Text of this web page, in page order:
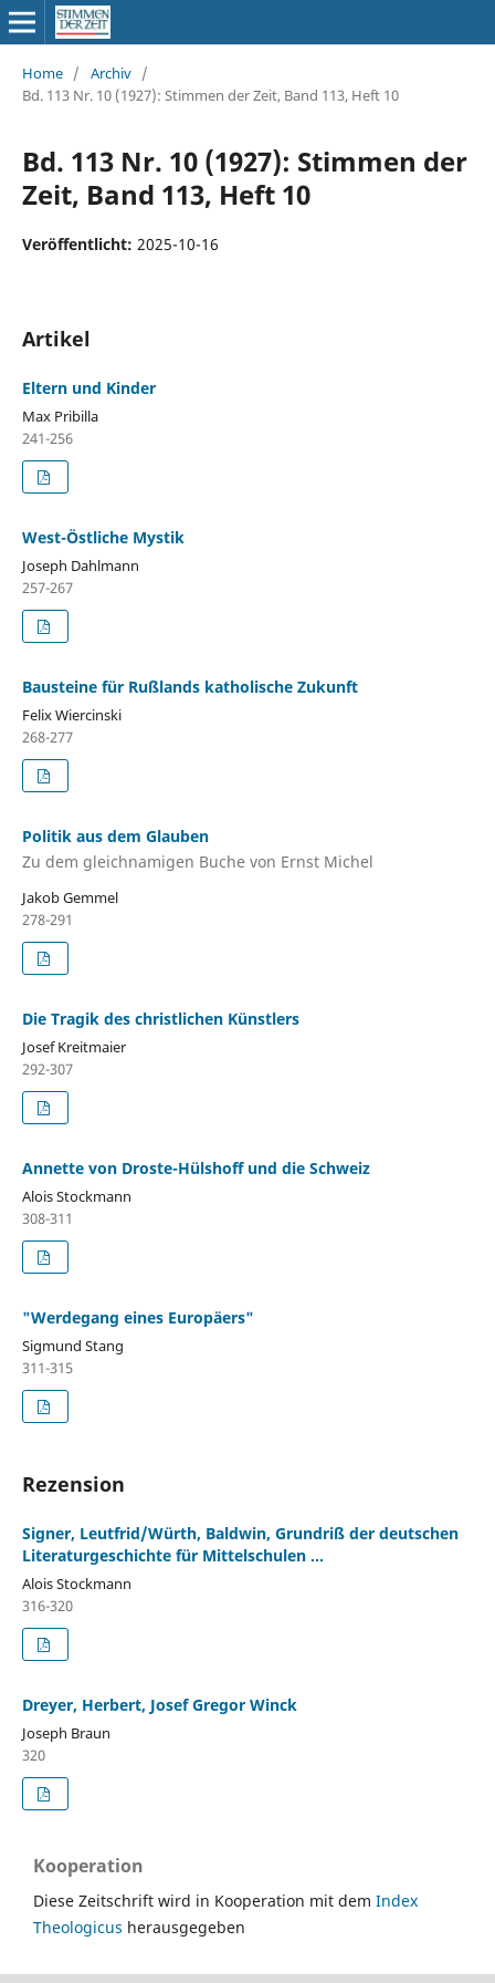
Home / Archiv /
Bd. 113 Nr. 10 (1927): Stimmen der Zeit, Band 113, Heft 10
Bd. 113 Nr. 10 (1927): Stimmen der
Zeit, Band 113, Heft 10
Veröffentlicht: 2025-10-16
Artikel
Eltern und Kinder
Max Pribilla
241-256
West-Östliche Mystik
Joseph Dahlmann
257-267
Bausteine für Rußlands katholische Zukunft
Felix Wiercinski
268-277
Politik aus dem Glauben
Zu dem gleichnamigen Buche von Ernst Michel
Jakob Gemmel
278-291
Die Tragik des christlichen Künstlers
Josef Kreitmaier
292-307
Annette von Droste-Hülshoff und die Schweiz
Alois Stockmann
308-311
"Werdegang eines Europäers"
Sigmund Stang
311-315
Rezension
Signer, Leutfrid/Würth, Baldwin, Grundriß der deutschen
Literaturgeschichte für Mittelschulen ...
Alois Stockmann
316-320
Dreyer, Herbert, Josef Gregor Winck
Joseph Braun
320
Kooperation
Diese Zeitschrift wird in Kooperation mit dem Index
Theologicus herausgegeben